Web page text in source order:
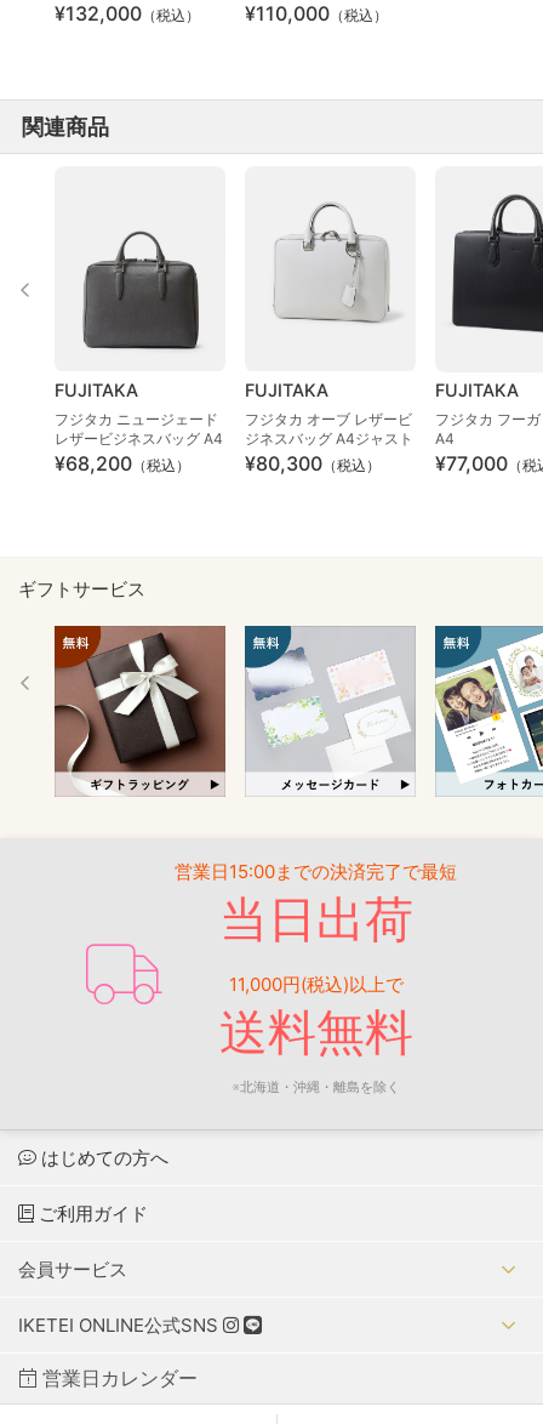
¥132,000 （税込） ¥110,000 （税込）
関連商品
FUJITAKA
フジタカ ニュージェード
レザービジネスバッグ A4
¥68,200 （税込）
FUJITAKA
フジタカ オーブ レザービ
ジネスバッグ A4ジャスト
¥80,300 （税込）
FUJITAKA
フジタカ フー
A4
¥77,000 （
ギフトサービス
営業日15:00までの決済完了で最短
当日出荷
11,000円(税込)以上で
送料無料
※北海道・沖縄・離島を除く
はじめての方へ
ご利用ガイド
会員サービス
IKETEI ONLINE公式SNS
営業日カレンダー